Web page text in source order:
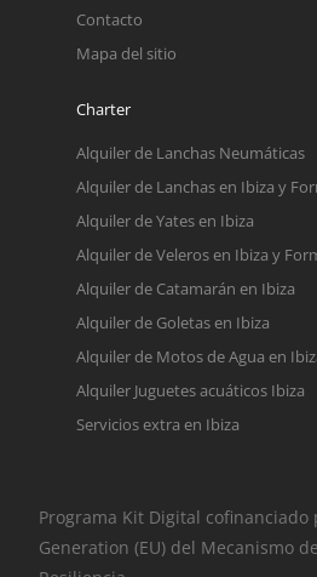
Contacto
Mapa del sitio
Charter
Alquiler de Lanchas Neumáticas
Alquiler de Lanchas en Ibiza y
Alquiler de Yates en Ibiza
Alquiler de Veleros en Ibiza y
Alquiler de Catamarán en Ibiza
Alquiler de Goletas en Ibiza
Alquiler de Motos de Agua en
Alquiler Juguetes acuáticos Ibiza
Servicios extra en Ibiza
Programa Kit Digital cofinanciado
Generation (EU) del Mecanismo